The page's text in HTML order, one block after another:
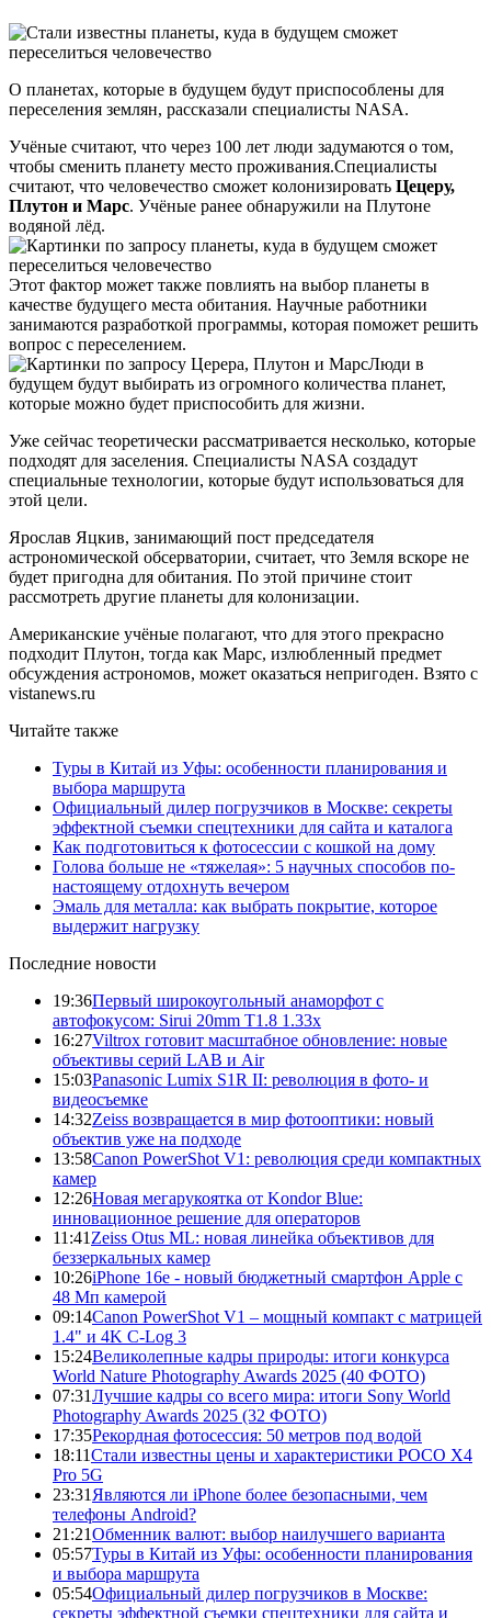
О планетах, которые в будущем будут приспособлены для
переселения землян, рассказали специалисты NASA.
Учёные считают, что через 100 лет люди задумаются о том,
чтобы сменить планету место проживания.Специалисты
считают, что человечество сможет колонизировать Цецеру,
Плутон и Марс. Учёные ранее обнаружили на Плутоне
водяной лёд.
Этот фактор может также повлиять на выбор планеты в
качестве будущего места обитания. Научные работники
занимаются разработкой программы, которая поможет решить
вопрос с переселением.
Люди в
будущем будут выбирать из огромного количества планет,
которые можно будет приспособить для жизни.
Уже сейчас теоретически рассматривается несколько, которые
подходят для заселения. Специалисты NASA создадут
специальные технологии, которые будут использоваться для
этой цели.
Ярослав Яцкив, занимающий пост председателя
астрономической обсерватории, считает, что Земля вскоре не
будет пригодна для обитания. По этой причине стоит
рассмотреть другие планеты для колонизации.
Американские учёные полагают, что для этого прекрасно
подходит Плутон, тогда как Марс, излюбленный предмет
обсуждения астрономов, может оказаться непригоден. Взято с
vistanews.ru
Читайте также
Туры в Китай из Уфы: особенности планирования и
выбора маршрута
Официальный дилер погрузчиков в Москве: секреты
эффектной съемки спецтехники для сайта и каталога
Как подготовиться к фотосессии с кошкой на дому
Голова больше не «тяжелая»: 5 научных способов по-
настоящему отдохнуть вечером
Эмаль для металла: как выбрать покрытие, которое
выдержит нагрузку
Последние новости
19:36Первый широкоугольный анаморфот с
автофокусом: Sirui 20mm T1.8 1.33x
16:27Viltrox готовит масштабное обновление: новые
объективы серий LAB и Air
15:03Panasonic Lumix S1R II: революция в фото- и
видеосъемке
14:32Zeiss возвращается в мир фотооптики: новый
объектив уже на подходе
13:58Canon PowerShot V1: революция среди компактных
камер
12:26Новая мегарукоятка от Kondor Blue:
инновационное решение для операторов
11:41 Zeiss Otus ML: новая линейка объективов для
беззеркальных камер
10:26iPhone 16e - новый бюджетный смартфон Apple с
48 Мп камерой
09:14Canon PowerShot V1 – мощный компакт с матрицей
1.4" и 4K C-Log 3
15:24Великолепные кадры природы: итоги конкурса
World Nature Photography Awards 2025 (40 ФОТО)
07:31Лучшие кадры со всего мира: итоги Sony World
Photography Awards 2025 (32 ФОТО)
17:35Рекордная фотосессия: 50 метров под водой
18:11Стали известны цены и характеристики POCO X4
Pro 5G
23:31 Являются ли iPhone более безопасными, чем
телефоны Android?
21:21Обменник валют: выбор наилучшего варианта
05:57Туры в Китай из Уфы: особенности планирования
и выбора маршрута
05:54Официальный дилер погрузчиков в Москве:
секреты эффектной съемки спецтехники для сайта и